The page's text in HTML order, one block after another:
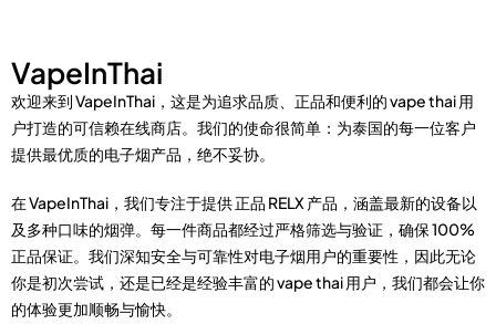
VapeInThai
欢迎来到VapeInThai ，这是为追求品质、正品和便利的vape thai 用
户打造的可信赖在线商店。我们的使命很简单：为泰国的每一位客户
提供最优质的电子烟产品，绝不妥协。
在VapeInThai ，我们专注于提供正品 RELX 产品 ，涵盖最新的设备以
及多种口味的烟弹。每一件商品都经过严格筛选与验证，确保100%
正品保证。我们深知安全与可靠性对电子烟用户的重要性，因此无论
你是初次尝试，还是已经是经验丰富的vape thai 用户，我们都会让你
的体验更加顺畅与愉快。